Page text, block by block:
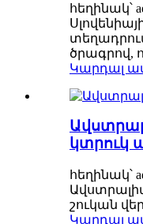
հեղինակ՝
ծրագրով,
Կարդալ
կտրուկ
հեղինակ՝
շուկան
Կարդալ